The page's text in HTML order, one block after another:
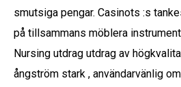
smutsiga pengar. Casinots :s
på tillsammans möblera
Nursing utdrag utdrag av
ångström stark , användarvänlig